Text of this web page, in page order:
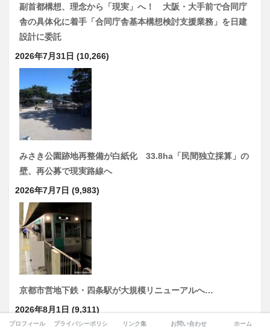
副首都構想、理念から「現実」へ！ 大阪・大手前で合同庁
舎の具体化に着手「合同庁舎基本構想検討支援業務」を日建
設計に委託
2026年7月31日 (10,266)
みさき公園跡地再整備が白紙化 33.8ha「民間独立採算」の
壁、再公募で現実路線へ
2026年7月7日 (9,983)
京都市営地下鉄・四条駅が大規模リニューアルへ…
2026年8月1日 (9,311)
プロフィール プライバシーポリシー リンク集 お問い合わせ ホーム